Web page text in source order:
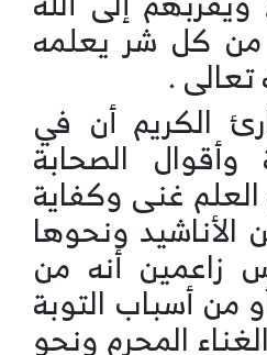
من كل شر يعلمه
تعالى .
الكريم أن في
وأقوال الصحابة
غنى وكفاية
ونحوها
زاعمين أنه من
من أسباب التوبة
المحرم ونحو